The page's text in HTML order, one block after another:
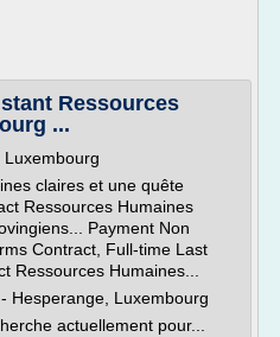
Ressources
...
claires et une quête
Ressources Humaines
Payment Non
Contract, Full-time Last
Ressources Humaines...
Hesperange, Luxembourg
actuellement pour...